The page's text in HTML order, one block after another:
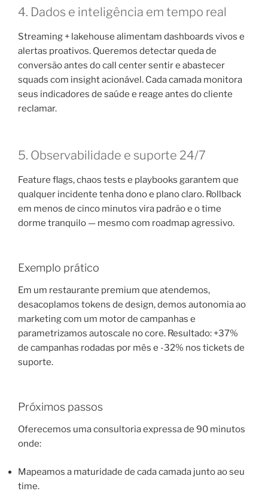
4. Dados e inteligência em tempo real
Streaming + lakehouse alimentam dashboards vivos e
alertas proativos. Queremos detectar queda de
conversão antes do call center sentir e abastecer
squads com insight acionável. Cada camada monitora
seus indicadores de saúde e reage antes do cliente
reclamar.
5. Observabilidade e suporte 24/7
Feature flags, chaos tests e playbooks garantem que
qualquer incidente tenha dono e plano claro. Rollback
em menos de cinco minutos vira padrão e o time
dorme tranquilo — mesmo com roadmap agressivo.
Exemplo prático
Em um restaurante premium que atendemos,
desacoplamos tokens de design, demos autonomia ao
marketing com um motor de campanhas e
parametrizamos autoscale no core. Resultado: +37%
de campanhas rodadas por mês e -32% nos tickets de
suporte.
Próximos passos
Oferecemos uma consultoria expressa de 90 minutos
onde:
Mapeamos a maturidade de cada camada junto ao seu
time.